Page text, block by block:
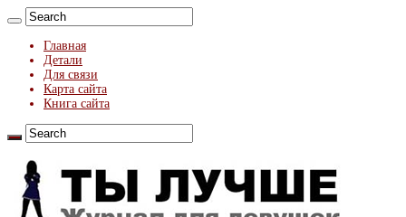
Главная
Детали
Для связи
Карта сайта
Книга сайта